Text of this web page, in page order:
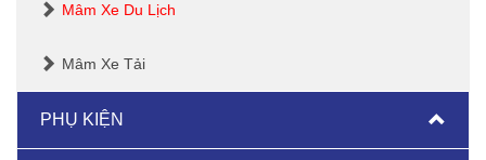
Mâm Xe Du Lịch
Mâm Xe Tải
PHỤ KIỆN